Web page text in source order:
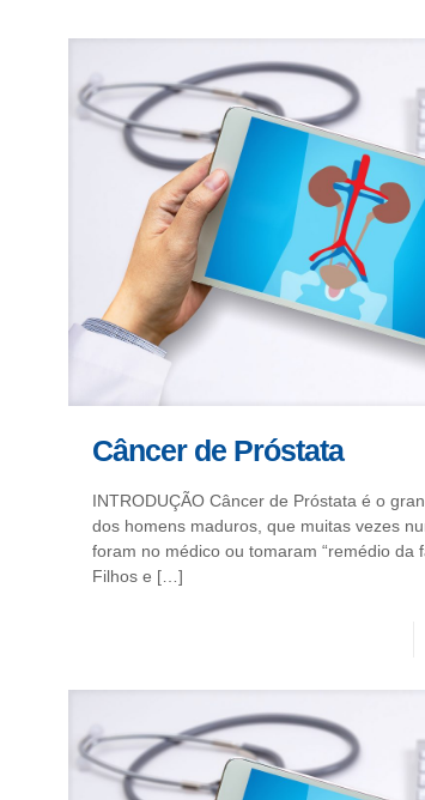
Câncer de Próstata
INTRODUÇÃO Câncer de Próstata é o
dos homens maduros, que muitas vezes
foram no médico ou tomaram “remédio da
Filhos e […]